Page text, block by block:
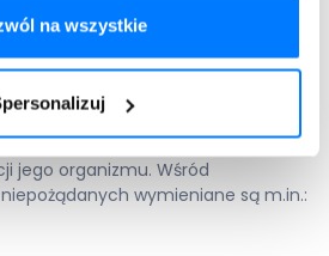
na wszystkie
medyczny, Hitaxa również może
Nie występują one u
i rodzaj ewentualnych skutków
zależą od stanu zdrowia
jego organizmu. Wśród
wymieniane są m.in.: